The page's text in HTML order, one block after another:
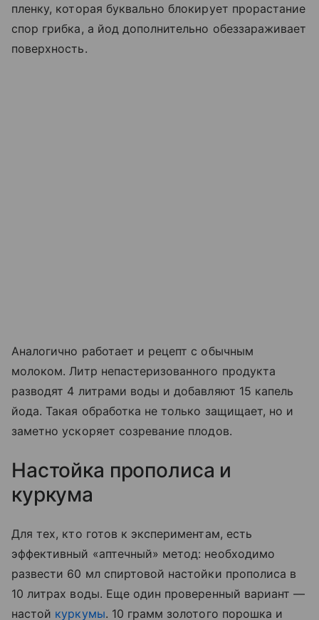
пленку, которая буквально блокирует прорастание
спор грибка, а йод дополнительно обеззараживает
поверхность.
Аналогично работает и рецепт с обычным
молоком. Литр непастеризованного продукта
разводят 4 литрами воды и добавляют 15 капель
йода. Такая обработка не только защищает, но и
заметно ускоряет созревание плодов.
Настойка прополиса и
куркума
Для тех, кто готов к экспериментам, есть
эффективный «аптечный» метод: необходимо
развести 60 мл спиртовой настойки прополиса в
10 литрах воды. Еще один проверенный вариант —
настой куркумы. 10 грамм золотого порошка и